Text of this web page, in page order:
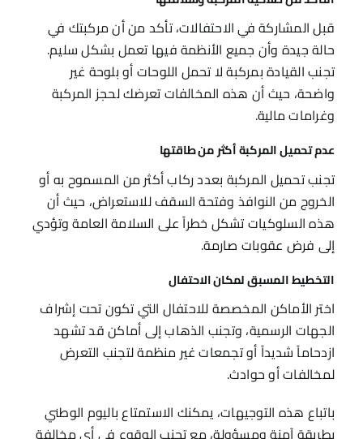
قبل المشاركة في الاحتفالات، تأكد من أن مركبتك في
حالة جيدة وأن جميع الأنظمة فيها تعمل بشكل سليم.
تجنب القيادة بمركبة لا تحمل اللوحات أو بلوحة غير
واضحة، حيث أن هذه المخالفات تعرضك لحجز المركبة
وغرامات مالية.
عدم تحميل المركبة أكثر من طاقتها
تجنب تحميل المركبة بعدد ركاب أكثر من المسموح به أو
الخروج من النوافذ وفتحة السقف للاستعراض، حيث أن
هذه السلوكيات تشكل خطراً على السلامة العامة وتؤدي
إلى فرض عقوبات صارمة.
التخطيط المسبق لمكان الاحتفال
اختر الأماكن المخصصة للاحتفال التي تكون تحت إشراف
الجهات الرسمية، وتجنب الذهاب إلى أماكن قد تشهد
ازدحاماً شديداً أو تجمعات غير منظمة لتجنب التعرض
لمخالفات أو حوادث.
باتباع هذه التوجيهات، يمكنك الاستمتاع باليوم الوطني